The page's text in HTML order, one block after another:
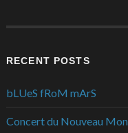
RECENT POSTS
bLUeS fRoM mArS
Concert du Nouveau